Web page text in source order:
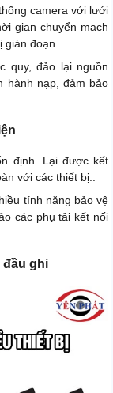
camera với lưới
gian chuyển mạch
đoạn.
quy, đảo lại nguồn
hành nạp, đảm bảo
định. Lại được kết
với các thiết bị..
tính năng bảo vệ
các phụ tải kết nối
đầu ghi